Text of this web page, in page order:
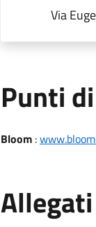
Via
Punti
Bloom :
Allegati